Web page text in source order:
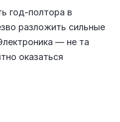
год-полтора в
разложить сильные
— не та
оказаться